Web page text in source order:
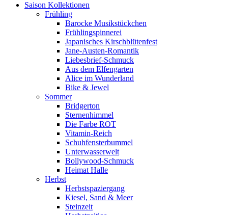
Saison Kollektionen
Frühling
Barocke Musikstückchen
Frühlingspinnerei
Japanisches Kirschblütenfest
Jane-Austen-Romantik
Liebesbrief-Schmuck
Aus dem Elfengarten
Alice im Wunderland
Bike & Jewel
Sommer
Bridgerton
Sternenhimmel
Die Farbe ROT
Vitamin-Reich
Schuhfensterbummel
Unterwasserwelt
Bollywood-Schmuck
Heimat Halle
Herbst
Herbstspaziergang
Kiesel, Sand & Meer
Steinzeit